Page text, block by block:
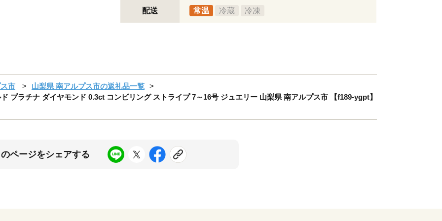
配送 常温 冷蔵 冷凍
市
山梨県 南アルプス市の返礼品一覧
プラチナ ダイヤモンド 0.3ct コンビリング ストライプ 7～16号 ジュエリー 山梨県 南アルプス市 【f189-ygpt】
ページをシェアする